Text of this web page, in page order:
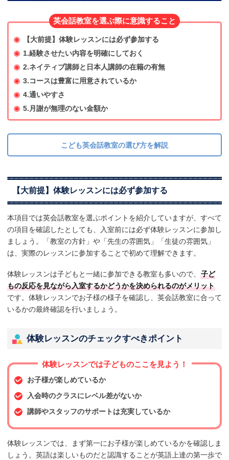
英会話教室を選ぶ際に意識すること
【大前提】体験レッスンには必ず参加する
1.経験させたい内容を明確にしておく
2.ネイティブ講師と日本人講師の在籍の有無
3.コースは豊富に用意されているか
4.通いやすさ
5.月謝が無理のない金額か
こども英会話教室の選び方を解説
【大前提】体験レッスンには必ず参加する
本項目では英会話教室を選ぶポイントを紹介していますが、すべて
の項目を確認したとしても、入室前には必ず体験レッスンに参加し
ましょう。「教室の方針」や「先生の雰囲気」「生徒の雰囲気」
は、実際のレッスンに参加することで初めて理解できます。
体験レッスンは子どもと一緒に参加できる教室も多いので、 子ど
もの反応を見ながら入室するかどうかを決められるのがメリット
です。体験レッスンでお子様の様子を確認し、英会話教室に合って
いるかの最終確認を行いましょう。
体験レッスンのチェックすべきポイント
体験レッスンでは子どものここを見よう！
お子様が楽しめているか
入会時のクラスにレベル差がないか
講師やスタッフのサポートは充実しているか
体験レッスンでは、まず第一にお子様が楽しめているかを確認しま
しょう。英語は楽しいものだと認識することが英語上達の第一歩で